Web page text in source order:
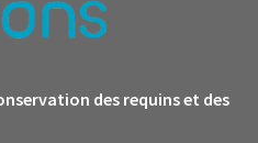
des requins et des